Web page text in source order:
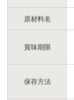
原材料名
賞味期限
保存方法